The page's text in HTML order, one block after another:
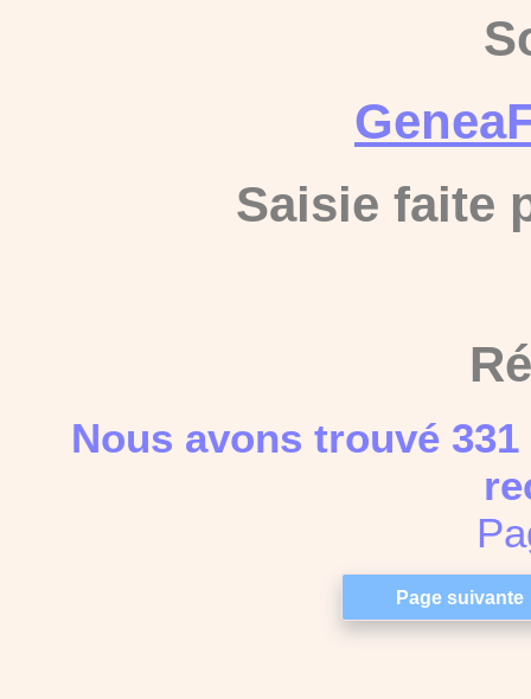
Saisie faite
Nous avons trouvé